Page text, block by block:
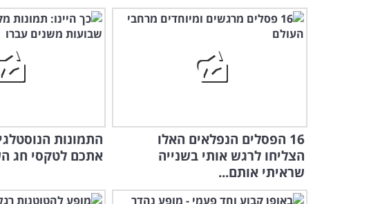
16 הפסלים הנפלאים האלו
הצליחו לרגש אותי בשנייה
שראיתי אותם...
התמונות
אתכם לטקסי חג